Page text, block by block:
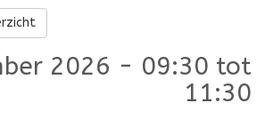
2026 - 09:30 tot
11:30